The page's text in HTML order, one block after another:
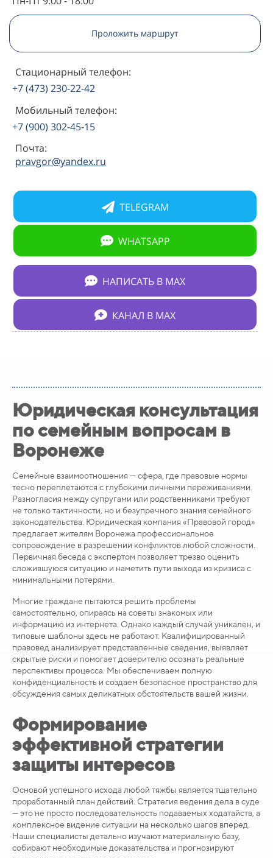
Проложить маршрут
Стационарный телефон:
+7 (473) 230-22-42
Мобильный телефон:
+7 (900) 302-45-15
Почта:
pravgor@yandex.ru
TELEGRAM
WHATSAPP
НАПИСАТЬ В МАХ
КАНАЛ В МАХ
Юридическая консультация
по семейным вопросам в
Воронеже
Семейные взаимоотношения — сфера, где правовые нормы
тесно переплетаются с глубокими личными переживаниями.
Разногласия между супругами или родственниками требуют
не только тактичности, но и безупречного знания семейного
законодательства. Юридическая компания «Правовой город»
предлагает жителям Воронежа профессиональное
сопровождение в разрешении конфликтов любой сложности.
Первичная беседа с экспертом позволяет трезво оценить
сложившуюся ситуацию и наметить пути выхода из кризиса с
минимальными потерями.
Многие граждане пытаются решить проблемы
самостоятельно, опираясь на советы знакомых или
информацию из интернета. Однако каждый случай уникален, и
типовые шаблоны здесь не работают. Квалифицированный
правовед анализирует представленные сведения, выявляет
скрытые риски и помогает доверителю осознать реальные
перспективы процесса. Мы обеспечиваем полную
конфиденциальность и создаем безопасное пространство для
обсуждения самых деликатных обстоятельств вашей жизни.
Формирование
эффективной стратегии
защиты интересов
Основой успешного исхода любой тяжбы является тщательно
проработанный план действий. Стратегия ведения дела в суде
— это не просто последовательность подаваемых ходатайств, а
комплексное видение ситуации на несколько шагов вперед.
Наши специалисты детально изучают материальную базу,
собирают необходимые доказательства и прогнозируют